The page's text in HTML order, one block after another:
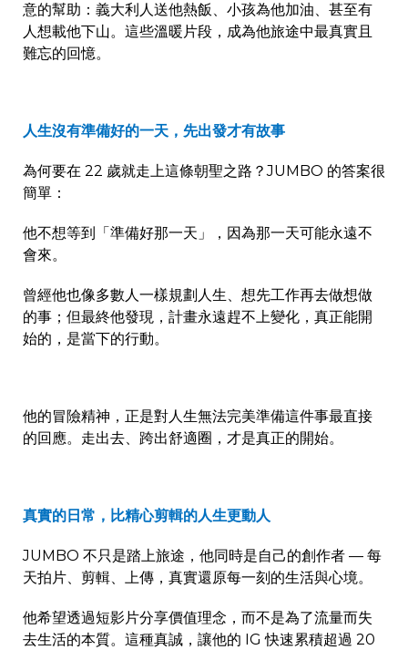
意的幫助：義大利人送他熱飯、小孩為他加油、甚至有
人想載他下山。這些溫暖片段，成為他旅途中最真實且
難忘的回憶。
人生沒有準備好的一天，先出發才有故事
為何要在 22 歲就走上這條朝聖之路？JUMBO 的答案很
簡單：
他不想等到「準備好那一天」，因為那一天可能永遠不
會來。
曾經他也像多數人一樣規劃人生、想先工作再去做想做
的事；但最終他發現，計畫永遠趕不上變化，真正能開
始的，是當下的行動。
他的冒險精神，正是對人生無法完美準備這件事最直接
的回應。走出去、跨出舒適圈，才是真正的開始。
真實的日常，比精心剪輯的人生更動人
JUMBO 不只是踏上旅途，他同時是自己的創作者 — 每
天拍片、剪輯、上傳，真實還原每一刻的生活與心境。
他希望透過短影片分享價值理念，而不是為了流量而失
去生活的本質。這種真誠，讓他的 IG快速累積超過 20